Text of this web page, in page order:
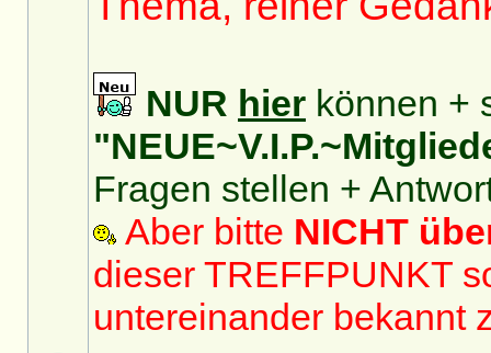
NUR hier können +
Fragen stellen +
Aber bitte NICHT
dieser TREFFPUNKT
untereinander bekannt